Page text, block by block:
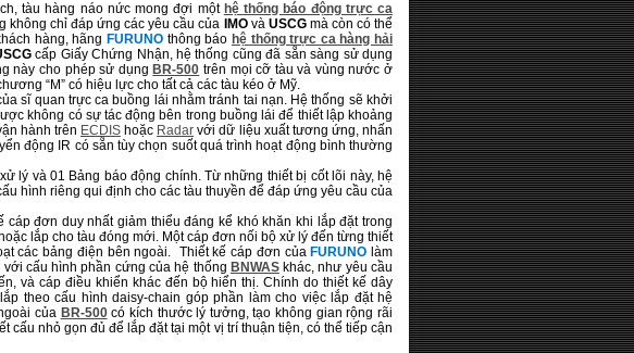
tàu hàng náo nức mong đợi một hệ thống báo động trực ca
không chỉ đáp ứng các yêu cầu của IMOvà USCGmà còn có thể
hàng, hãng FURUNO thông báo hệ thống trực ca hàng hải
cấp Giấy Chứng Nhận, hệ thống cũng đã sẵn sàng sử dụng
này cho phép sử dụng BR-500 trên mọi cỡ tàu và vùng nước ở
“M” có hiệu lực cho tất cả các tàu kéo ở Mỹ.
sĩ quan trực ca buồng lái nhằm tránh tai nạn. Hệ thống sẽ khởi
không có sự tác động bên trong buồng lái để thiết lập khoảng
hành trên ECDIShoặc Radar với dữ liệu xuất tương ứng, nhấn
động IR có sẵn tùy chọn suốt quá trình hoạt động bình thường
lý và 01 Bảng báo động chính. Từ những thiết bị cốt lõi này, hệ
hình riêng qui định cho các tàu thuyền để đáp ứng yêu cầu của
đơn duy nhất giảm thiểu đáng kể khó khăn khi lắp đặt trong
lắp cho tàu đóng mới. Một cáp đơn nối bộ xử lý đến từng thiết
các bảng điện bên ngoài. Thiết kế cáp đơn của FURUNO làm
cấu hình phần cứng của hệ thống BNWASkhác, như yêu cầu
và cáp điều khiển khác đến bộ hiển thị. Chính do thiết kế dây
theo cấu hình daisy-chain góp phần làm cho việc lắp đặt hệ
của BR-500có kích thước lý tưởng, tạo không gian rộng rãi
cấu nhỏ gọn đủ để lắp đặt tại một vị trí thuận tiện, có thể tiếp cận